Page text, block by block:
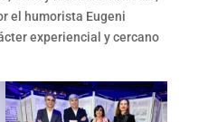
el humorista Eugeni
experiencial y cercano